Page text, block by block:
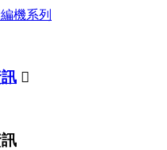
機系列
